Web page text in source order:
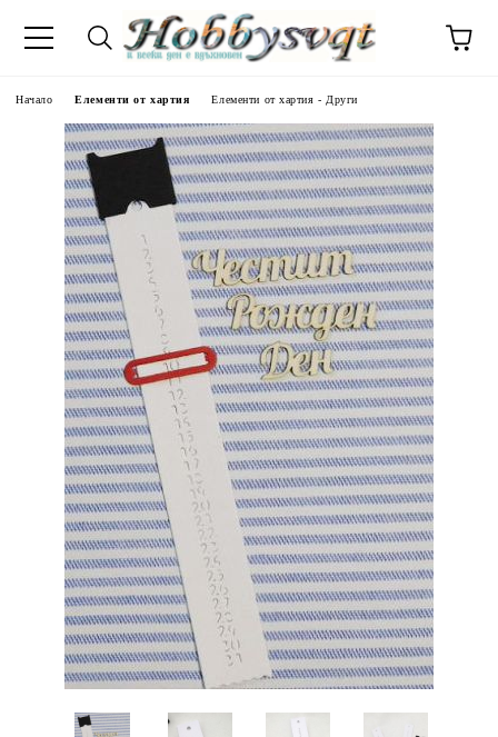
Начало Елементи от хартия Елементи от хартия - Други